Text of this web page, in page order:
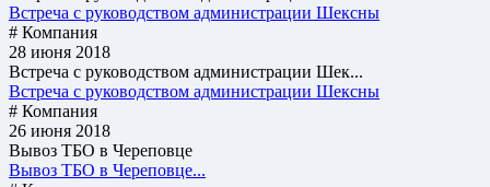
Встреча с руководством администрации Шексны
# Компания
28 июня 2018
Встреча с руководством администрации Шек...
Встреча с руководством администрации Шексны
# Компания
26 июня 2018
Вывоз ТБО в Череповце
Вывоз ТБО в Череповце...